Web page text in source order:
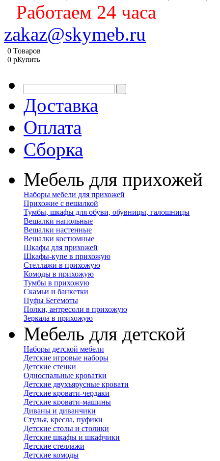
Работаем 24 часа
zakaz@skymeb.ru
0 Товаров
0 pКупить
Доставка
Оплата
Сборка
Мебель для прихожей
Наборы мебели для прихожей
Прихожие с вешалкой
Тумбы, шкафы для обуви, обувницы, галошницы
Вешалки напольные
Вешалки настенные
Вешалки костюмные
Шкафы для прихожей
Шкафы-купе в прихожую
Стеллажи в прихожую
Комоды в прихожую
Тумбы в прихожую
Скамьи и банкетки
Пуфы Бегемоты
Полки, антресоли в прихожую
Зеркала в прихожую
Мебель для детской
Наборы детской мебели
Детские игровые наборы
Детские стенки
Односпальные кроватки
Детские двухъярусные кровати
Детские кровати-чердаки
Детские кровати-машины
Диваны и диванчики
Стулья, кресла, пуфики
Детские столы и столики
Детские шкафы и шкафчики
Детские стеллажи
Детские комоды